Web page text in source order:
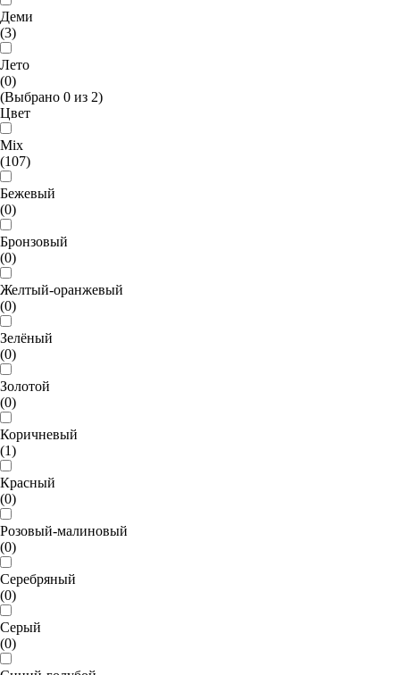
Деми
(3)
Лето
(0)
(Выбрано 0 из 2)
Цвет
Mix
(107)
Бежевый
(0)
Бронзовый
(0)
Желтый-оранжевый
(0)
Зелёный
(0)
Золотой
(0)
Коричневый
(1)
Красный
(0)
Розовый-малиновый
(0)
Серебряный
(0)
Серый
(0)